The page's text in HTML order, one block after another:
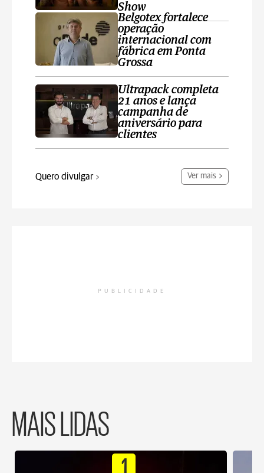
Show
Belgotex fortalece
operação
internacional com
fábrica em Ponta
Grossa
Ultrapack completa
21 anos e lança
campanha de
aniversário para
clientes
Quero divulgar Ver mais
PUBLICIDADE
MAIS LIDAS
1